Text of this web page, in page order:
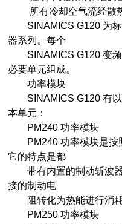
所有冷却空气流经散
SINAMICS G120 为标
器系列。每个
SINAMICS G120 变频
必要单元组成。
功率模块
SINAMICS G120 有以
本单元：
PM240 功率模块
PM240 功率模块是按
它的特点是都
带有内置的制动斩波器
接的制动电
阻转化为热能进行消耗
PM250 功率模块